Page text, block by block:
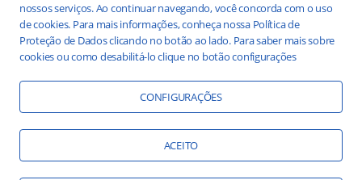
Concurso Público
Estágio
Portal da Transparência
Práticas ESG
Responsabilidade Social
Educação Ambiental
nossos serviços. Ao continuar navegando, você concorda com o uso
de cookies. Para mais informações, conheça nossa Política de
Proteção de Dados clicando no botão ao lado. Para saber mais sobre
cookies ou como desabilitá-lo clique no botão configurações
CONFIGURAÇÕES
ACEITO